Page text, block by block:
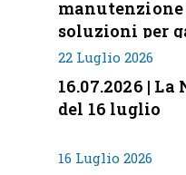
manutenzione
soluzioni per
servizi
22 Luglio 2026
16.07.2026 |
del 16 luglio
16 Luglio 2026